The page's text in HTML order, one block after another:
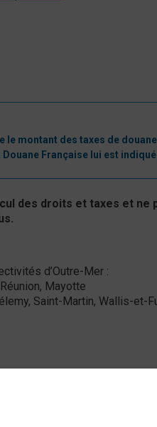
le montant des taxes de
Française lui est
des droits et taxes et
d’Outre-Mer :
Mayotte
Saint-Martin, Wallis-et-